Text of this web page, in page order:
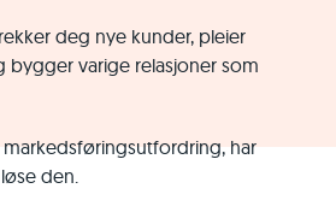
deg nye kunder, pleier
bygger varige relasjoner som
har
den.